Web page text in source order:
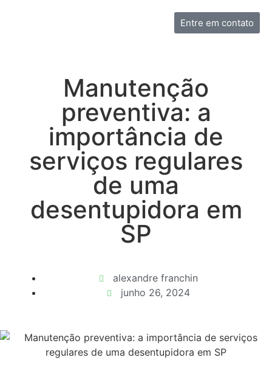
Entre em contato
Manutenção
preventiva: a
importância de
serviços regulares
de uma
desentupidora em
SP
alexandre franchin
junho 26, 2024